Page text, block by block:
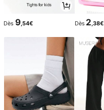
Dès 9,54€ Dès 2 ,38€